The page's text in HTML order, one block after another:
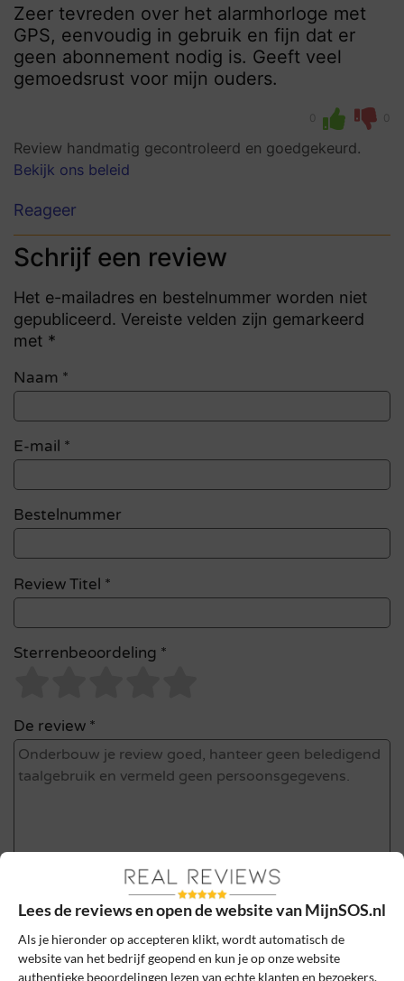
Zeer tevreden over het alarmhorloge met
GPS, eenvoudig in gebruik en fijn dat er
geen abonnement nodig is. Geeft veel
gemoedsrust voor mijn ouders.
0 0
Review handmatig gecontroleerd en goedgekeurd.
Bekijk ons beleid
Reageer
Schrijf een review
Het e-mailadres en bestelnummer worden niet
gepubliceerd. Vereiste velden zijn gemarkeerd
met *
Naam *
E-mail *
Bestelnummer
Review Titel *
Sterrenbeoordeling *
De review *
Ik ga akkoord met de gebruikersvoorwaarden en het
privacybeleid door deze review te plaatsen. Ik verklaar ook dat
Lees de reviews en open de website van MijnSOS.nl
Als je hieronder op accepteren klikt, wordt automatisch de
website van het bedrijf geopend en kun je op onze website
authentieke beoordelingen lezen van echte klanten en bezoekers.